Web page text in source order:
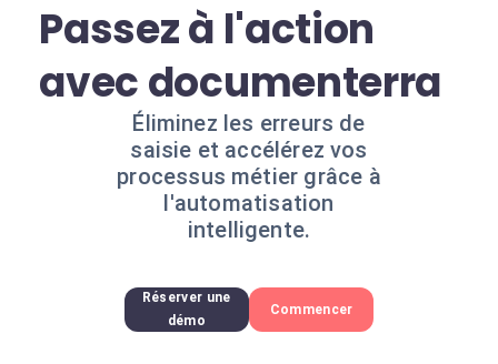
Passez à l'action
avec documenterra
Éliminez les erreurs de
saisie et accélérez vos
processus métier grâce à
l'automatisation
intelligente.
Réserver une
démo
Commencer